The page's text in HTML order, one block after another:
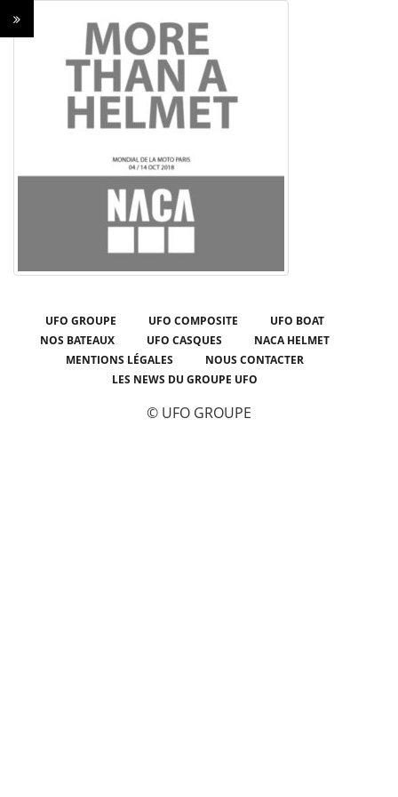
UFO GROUPE UFO COMPOSITE
UFO BOAT
NOS BATEAUX
UFO CASQUES
NACA HELMET
MENTIONS LÉGALES
NOUS CONTACTER
LES NEWS DU GROUPE UFO
© UFO GROUPE